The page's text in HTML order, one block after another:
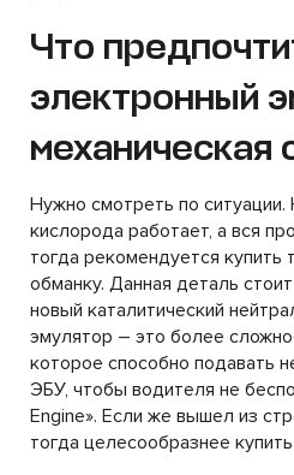
Что
электронный
механическая
Нужно смотреть по
кислорода работает, а вся
тогда рекомендуется купить
обманку. Данная деталь
новый каталитический
эмулятор – это более
которое способно подавать
ЭБУ, чтобы водителя не
Engine». Если же вышел из
тогда целесообразнее